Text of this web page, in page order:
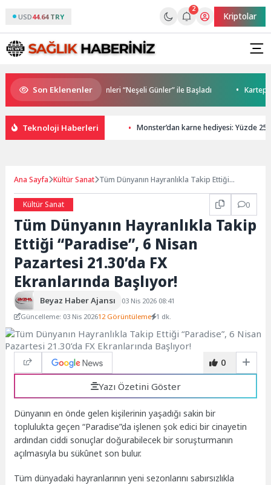
USD44.64 TRY
2
Kriptolar
Son Eklenenler
Açık Hava Sinema Günleri “Neşeli Günler” ile Başladı
Teknoloji Haberleri Monster’dan karne hediyesi: Yüzde
Ana Sayfa Kültür Sanat Tüm Dünyanın Hayranlıkla Takip Ettiği
Kültür Sanat 0
Tüm Dünyanın Hayranlıkla Takip
Ettiği “Paradise”, 6 Nisan
Pazartesi 21.30’da FX
Ekranlarında Başlıyor!
Beyaz Haber Ajansı
03 Nis 2026 08:41
Güncelleme: 03 Nis 202612 Görüntüleme 1 dk.
0
Yazı Özetini Göster
Dünyanın en önde gelen kişilerinin yaşadığı sakin bir
toplulukta geçen “Paradise”da işlenen şok edici bir cinayetin
ardından ciddi sonuçlar doğurabilecek bir soruşturmanın
açılmasıyla bu sükûnet son bulur.
Tüm dünyadaki hayranlarının yeni sezonlarını sabırsızlıkla